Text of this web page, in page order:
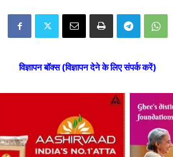
विज्ञापन बॉक्स (विज्ञापन देने के लिए संपर्क करें)